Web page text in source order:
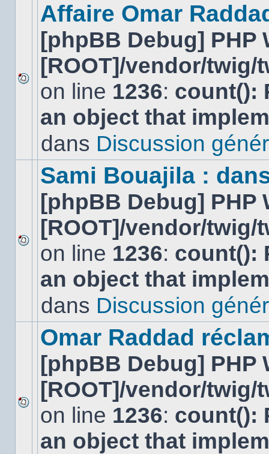
Aucun
nouveau
message
non-
dans
Affaire Omar
[phpBB Debug] PHP
[ROOT]/vendor/
on line 1236: count():
an object that
dans Discussion
Aucun
nouveau
message
non-
dans
Sami Bouajila :
[phpBB Debug] PHP
[ROOT]/vendor/
on line 1236: count():
an object that
dans Discussion
Aucun
nouveau
message
non-
Omar Raddad
[phpBB Debug] PHP
[ROOT]/vendor/
on line 1236: count():
an object that